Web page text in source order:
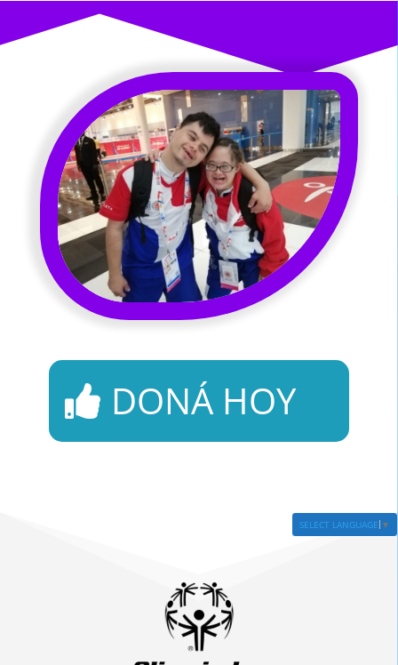
DONÁ HOY
SELECT LANGUAGE ▼